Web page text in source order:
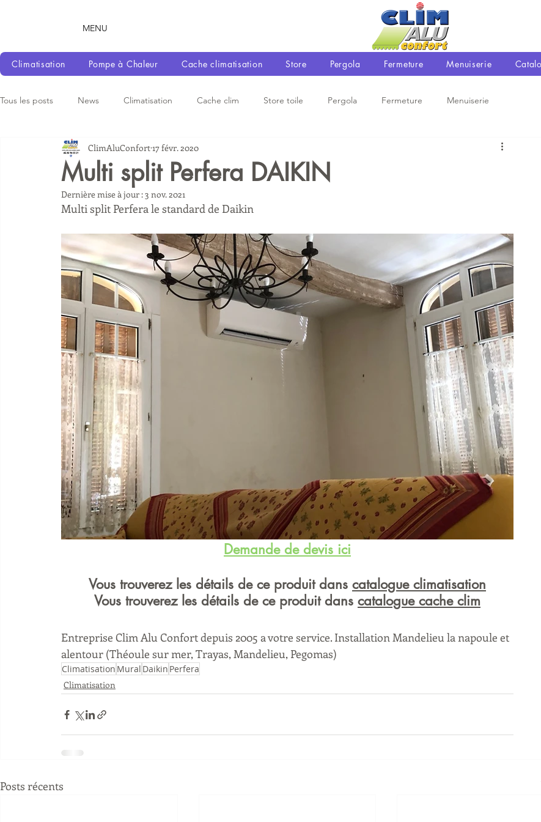
MENU
Climatisation
Pompe à Chaleur Cache climatisation Store Pergola Fermeture Menuiserie
Tous les posts News Climatisation Cache clim Store toile Pergola Fermeture Menuiserie
Multi split Perfera DAIKIN
ClimAluConfort17 févr. 2020
Dernière mise à jour :3 nov. 2021
Multi split Perfera le standard de Daikin
Demande de devis ici
Vous trouverez les détails de ce produit dans catalogue climatisation
Vous trouverez les détails de ce produit dans catalogue cache clim
Entreprise Clim Alu Confort depuis 2005 a votre service. Installation Mandelieu la napoule et
alentour (Théoule sur mer, Trayas, Mandelieu, Pegomas)
Climatisation Mural Daikin Perfera
Climatisation
Posts récents